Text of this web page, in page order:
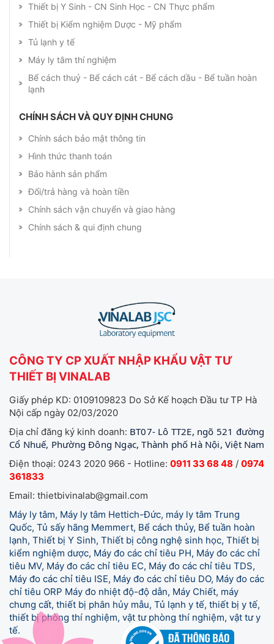
Thiết bị Y Sinh - CN Sinh Học - CN Thực phẩm
Thiết bị Kiểm nghiệm Dược - Mỹ phẩm
Tủ lạnh y tế
Máy ly tâm thí nghiệm
Bể cách thuỷ - Bể cách cát - Bể cách dầu - Bể tuần hoàn
lạnh
CHÍNH SÁCH VÀ QUY ĐỊNH CHUNG
Chính sách bảo mật thông tin
Hình thức thanh toán
Bảo hành sản phẩm
Đổi/trả hàng và hoàn tiền
Chính sách vận chuyển và giao hàng
Chính sách & qui định chung
CÔNG TY CP XUẤT NHẬP KHẨU VẬT TƯ
THIẾT BỊ VINALAB
Giấy phép KD: 0109109823 Do Sở Kế hoạch Đầu tư TP Hà
Nội cấp ngày 02/03/2020
Địa chỉ đăng ký kinh doanh: BT07- Lô TT2E, ngõ 521 đường
Cổ Nhuế, Phường Đông Ngạc, Thành phố Hà Nội, Việt Nam
Điện thoại: 0243 2020 966 - Hotline: 0911 33 68 48 / 0974
361833
Email: thietbivinalab@gmail.com
Máy ly tâm, Máy ly tâm Hettich-Đức, máy ly tâm Trung
Quốc, Tủ sấy hãng Memmert, Bể cách thủy, Bể tuần hoàn
lạnh, Thiết bị Y Sinh, Thiết bị công nghệ sinh học, Thiết bị
kiểm nghiệm dược, Máy đo các chỉ tiêu PH, Máy đo các chỉ
tiêu MV, Máy đo các chỉ tiêu EC, Máy đo các chỉ tiêu TDS,
Máy đo các chỉ tiêu ISE, Máy đo các chỉ tiêu DO, Máy đo các
chỉ tiêu ORP Máy đo nhiệt độ-độ dẫn, Máy Chiết, máy
chưng cất, thiết bị phân hủy mẫu, Tủ lạnh y tế, thiết bị y tế,
thiết bị phòng thí nghiệm, vật tư phòng thí nghiệm, vật tư y
tế.